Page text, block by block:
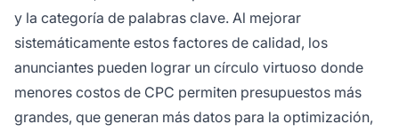
y la categoría de palabras clave. Al mejorar
sistemáticamente estos factores de calidad, los
anunciantes pueden lograr un círculo virtuoso donde
menores costos de CPC permiten presupuestos más
grandes, que generan más datos para la optimización,